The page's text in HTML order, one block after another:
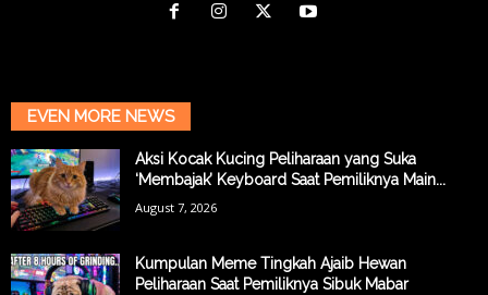
EVEN MORE NEWS
Aksi Kocak Kucing Peliharaan yang Suka
‘Membajak’ Keyboard Saat Pemiliknya Main...
August 7, 2026
Kumpulan Meme Tingkah Ajaib Hewan
Peliharaan Saat Pemiliknya Sibuk Mabar